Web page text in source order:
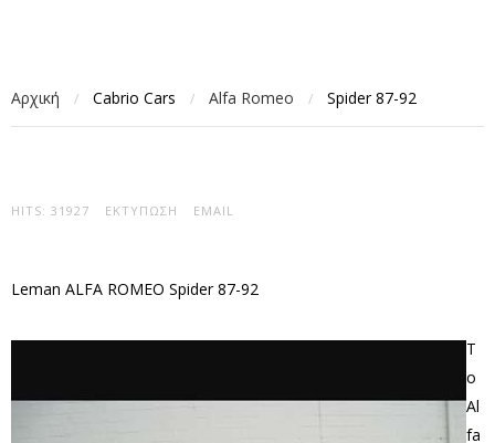
Αρχική / Cabrio Cars / Alfa Romeo / Spider 87-92
HITS: 31927 ΕΚΤΎΠΩΣΗ EMAIL
Leman ALFA ROMEO Spider 87-92
Τ
ο
Al
fa